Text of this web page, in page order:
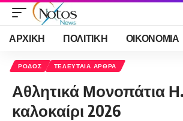
ΑΡΧΙΚΗ ΠΟΛΙΤΙΚΗ ΟΙΚΟΝΟΜΙΑ
ΡΟΔΟΣ ΤΕΛΕΥΤΑΙΑ ΑΡΘΡΑ
Αθλητικά Μονοπάτια
καλοκαίρι 2026